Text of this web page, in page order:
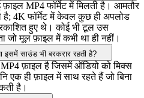
फ़ाइल MP4 फॉर्मेट में मिलती है। आमतौर
है; 4K फॉर्मेट में केवल कुछ ही अपलोड
हुए थे। कोई भी टूल उस
जो मूल फ़ाइल में कभी था ही नहीं।
इसमें साउंड भी बरकरार रहती है?
फ़ाइल है जिसमें ऑडियो को मिक्स
एक ही फ़ाइल में साथ रहते हैं जो बिना
है।